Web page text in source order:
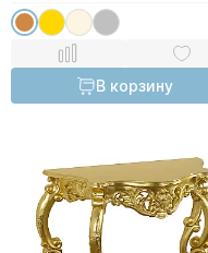
В корзину